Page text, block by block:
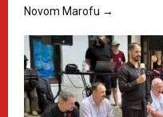
Novom Marofu →